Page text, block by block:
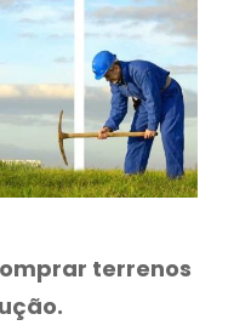
terrenos